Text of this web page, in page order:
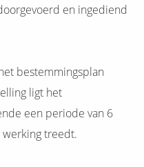
en ingediend
bestemmingsplan
ligt het
een periode van 6
werking treedt.